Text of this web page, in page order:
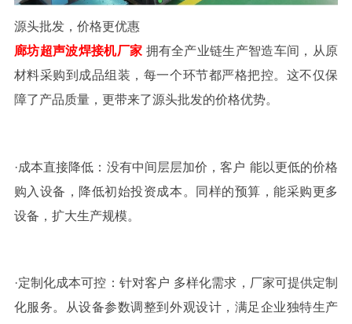
源头批发，价格更优惠
廊坊超声波焊接机厂家 拥有全产业链生产智造车间，从原
材料采购到成品组装，每一个环节都严格把控。这不仅保
障了产品质量，更带来了源头批发的价格优势。
·成本直接降低：没有中间层层加价，客户 能以更低的价格
购入设备，降低初始投资成本。同样的预算，能采购更多
设备，扩大生产规模。
·定制化成本可控：针对客户 多样化需求，厂家可提供定制
化服务。从设备参数调整到外观设计，满足企业独特生产